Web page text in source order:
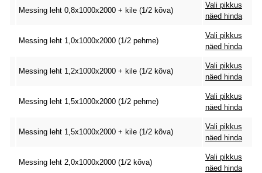
Messing leht 0,8x1000x2000 + kile (1/2 kõva)
Vali pikkus
näed hinda
Messing leht 1,0x1000x2000 (1/2 pehme)
Vali pikkus
näed hinda
Messing leht 1,2x1000x2000 + kile (1/2 kõva)
Vali pikkus
näed hinda
Messing leht 1,5x1000x2000 (1/2 pehme)
Vali pikkus
näed hinda
Messing leht 1,5x1000x2000 + kile (1/2 kõva)
Vali pikkus
näed hinda
Messing leht 2,0x1000x2000 (1/2 kõva)
Vali pikkus
näed hinda